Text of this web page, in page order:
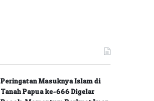
Peringatan Masuknya Islam di
Tanah Papua ke-666 Digelar